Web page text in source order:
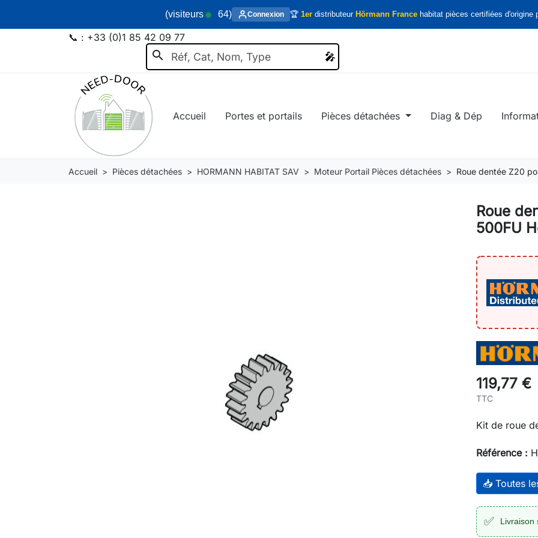
(visiteurs 64) Connexion 🏆 1er distributeur Hörmann France habitat pièces certifiées d'origine
search 🎤
🎤
📞 : +33 (0)1 85 42 09 77
Accueil Portes et portails Pièces détachées Diag & Dép
Accueil Pièces détachées HORMANN HABITAT SAV Moteur Portail Pièces détachées Roue dentée Z20
Roue
500FU
119,77 €
TTC
Kit de roue
Référence :
📥 Toutes
✅